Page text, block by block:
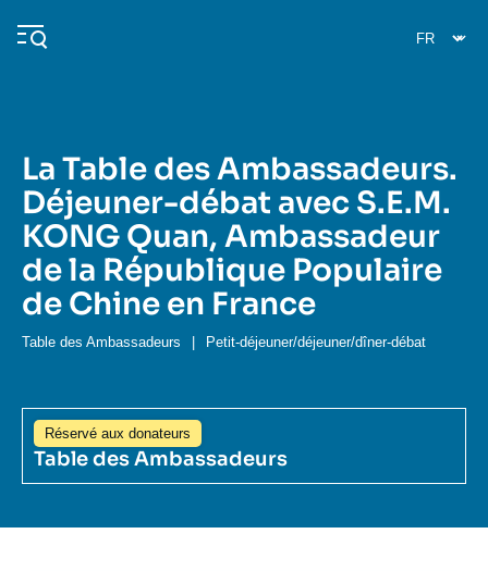
au
contenu
Navigation
principale
L'Ifri
Analyses
À propos de l'Ifri Recherches fréquentes
La Table des Ambassadeurs.
Déjeuner-débat avec S.E.M.
KONG Quan, Ambassadeur
de la République Populaire
de Chine en France
Table des Ambassadeurs Petit-déjeuner/déjeuner/dîner-débat
Réservé aux donateurs
Table des Ambassadeurs
Image